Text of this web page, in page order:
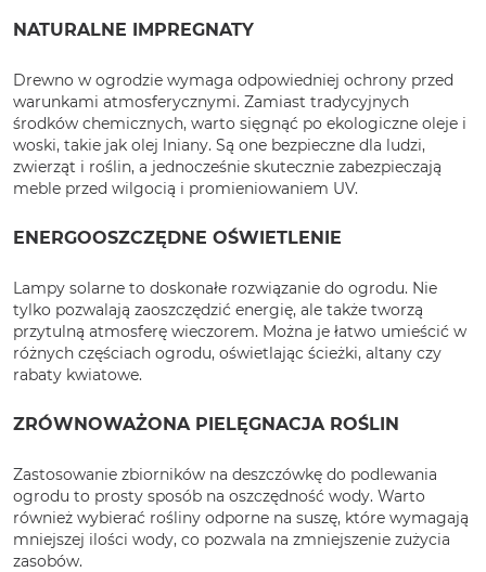
NATURALNE IMPREGNATY
Drewno w ogrodzie wymaga odpowiedniej ochrony przed
warunkami atmosferycznymi. Zamiast tradycyjnych
środków chemicznych, warto sięgnąć po ekologiczne oleje i
woski, takie jak olej lniany. Są one bezpieczne dla ludzi,
zwierząt i roślin, a jednocześnie skutecznie zabezpieczają
meble przed wilgocią i promieniowaniem UV.
ENERGOOSZCZĘDNE OŚWIETLENIE
Lampy solarne to doskonałe rozwiązanie do ogrodu. Nie
tylko pozwalają zaoszczędzić energię, ale także tworzą
przytulną atmosferę wieczorem. Można je łatwo umieścić w
różnych częściach ogrodu, oświetlając ścieżki, altany czy
rabaty kwiatowe.
ZRÓWNOWAŻONA PIELĘGNACJA ROŚLIN
Zastosowanie zbiorników na deszczówkę do podlewania
ogrodu to prosty sposób na oszczędność wody. Warto
również wybierać rośliny odporne na suszę, które wymagają
mniejszej ilości wody, co pozwala na zmniejszenie zużycia
zasobów.